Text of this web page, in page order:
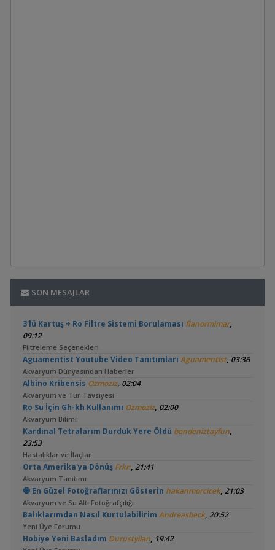
SON MESAJLAR
3'lü Kartuş + Ro Filtre Sistemi Borulaması flanormimar,
09:12
Filtreleme Seçenekleri
Aguamentist Youtube Video Tanıtımları Aguamentist, 03:36
Akvaryum Dünyasından Haberler
Albino Kribensis Ozmoziz, 02:04
Akvaryum ve Tür Tavsiyesi
Ro Su İçin Gh-kh Kullanımı Ozmoziz, 02:00
Akvaryum Bilimi
Kardinal Tetralarım Durduk Yere Öldü bendeniztayfun,
23:53
Hastalıklar ve İlaçlar
Orta Amerika'ya Dönüş Frkn, 21:41
Akvaryum Tanıtımı
🧿 En Güzel Fotoğraflarınızı Gösterin hakanmorcicek, 21:03
Akvaryum ve Su Altı Fotoğrafçılığı
Balıklarımdan Nasıl Kurtulabilirim Andreasbeck, 20:52
Yeni Üye Forumu
Hobiye Yeni Basladım Durustyilan, 19:42